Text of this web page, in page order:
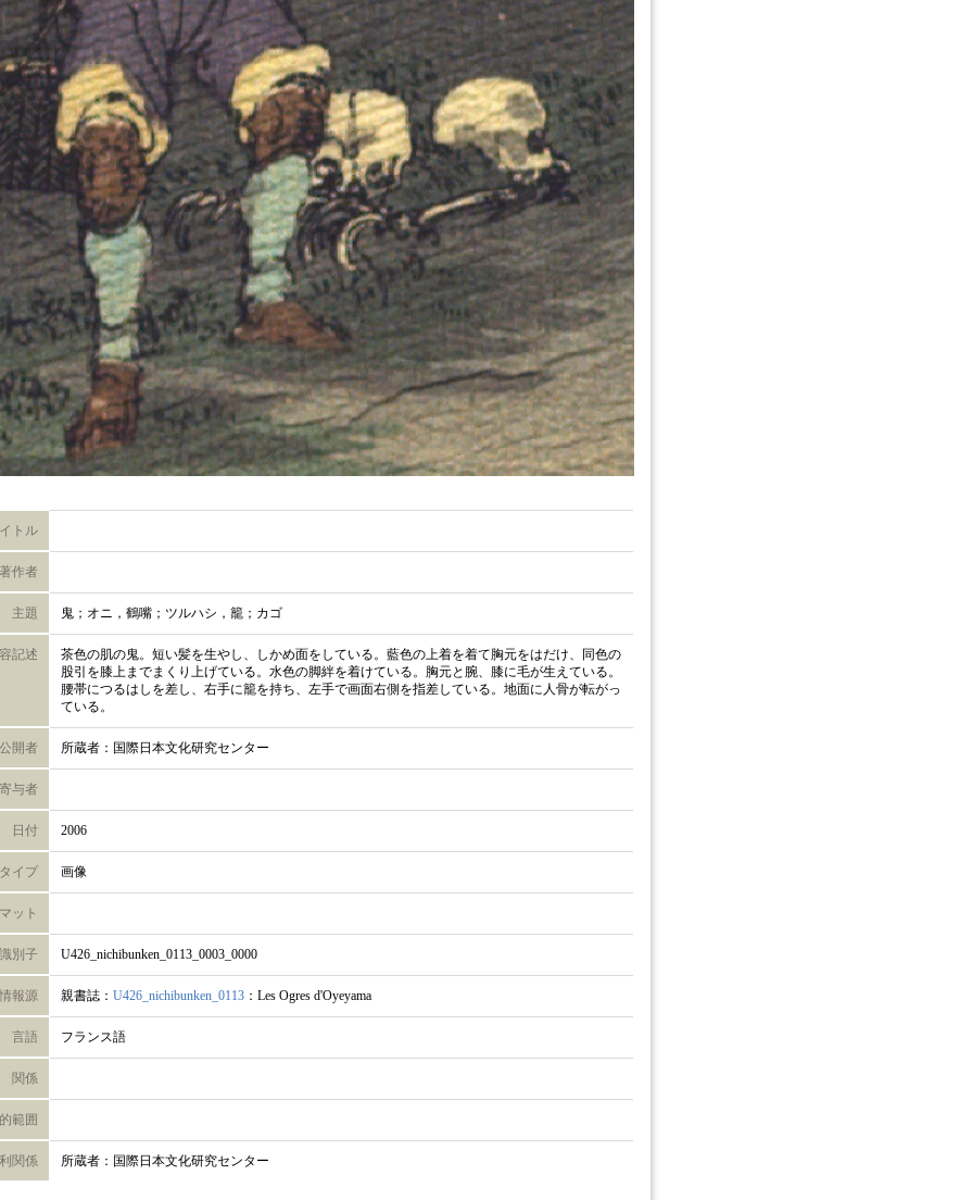
トル
著作者
主題 鬼；オニ，鶴嘴；ツルハシ，籠；カゴ
記述
茶色の肌の鬼。短い髪を生やし、しかめ面をしている。藍色の上着を着て胸元をはだけ、同色の
股引を膝上までまくり上げている。水色の脚絆を着けている。胸元と腕、膝に毛が生えている。
腰帯につるはしを差し、右手に籠を持ち、左手で画面右側を指差している。地面に人骨が転がっ
ている。
公開者 所蔵者：国際日本文化研究センター
寄与者
日付 2006
イプ 画像
ット
別子 U426_nichibunken_0113_0003_0000
情報源 親書誌： U426_nichibunken_0113 ：Les Ogres d'Oyeyama
言語 フランス語
関係
範囲
関係 所蔵者：国際日本文化研究センター